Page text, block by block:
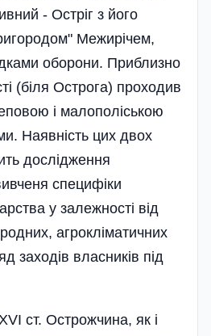
- Остріг з його
Межирічем,
оборони. Приблизно
(біля Острога) проходив
і малополіською
Наявність цих двох
дослідження
специфіки
у залежності від
агрокліматичних
заходів власників під
ст. Острожчина, як і